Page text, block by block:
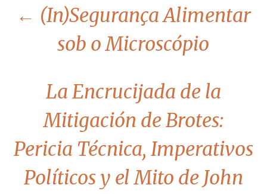
← (In)Segurança Alimentar
sob o Microscópio
La Encrucijada de la
Mitigación de Brotes:
Pericia Técnica, Imperativos
Políticos y el Mito de John